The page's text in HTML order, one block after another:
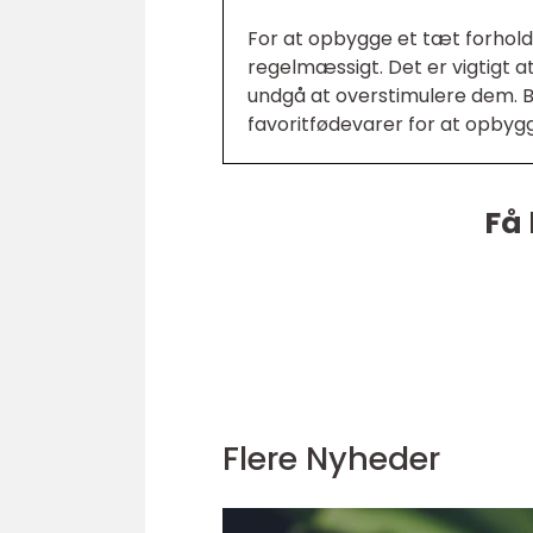
For at opbygge et tæt
regelmæssigt. Det er vigtigt
undgå at overstimulere dem.
favoritfødevarer for at
Flere Nyheder